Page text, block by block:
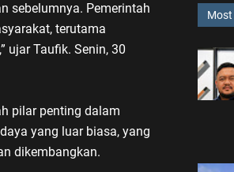
sebelumnya. Pemerintah
terutama
ujar Taufik. Senin, 30
pilar penting dalam
yang luar biasa, yang
dikembangkan.